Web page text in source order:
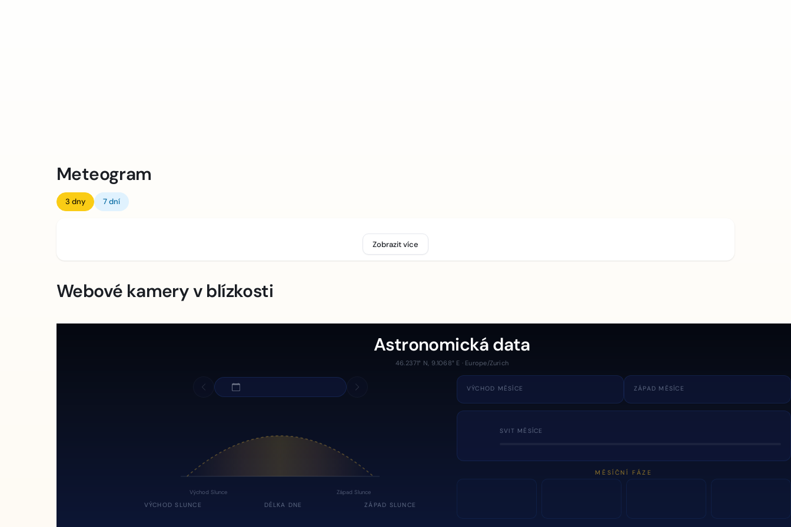
Meteogram
3 dny 7 dní
Zobrazit více
Webové kamery v blízkosti
Astronomická data
46.2371° N, 9.1068° E · Europe/Zurich
Východ Slunce Západ Slunce
VÝCHOD SLUNCE DÉLKA DNE ZÁPAD SLUNCE
VÝCHOD MĚSÍCE ZÁPAD MĚSÍCE
SVIT MĚSÍCE
MĚSÍČNÍ FÁZE